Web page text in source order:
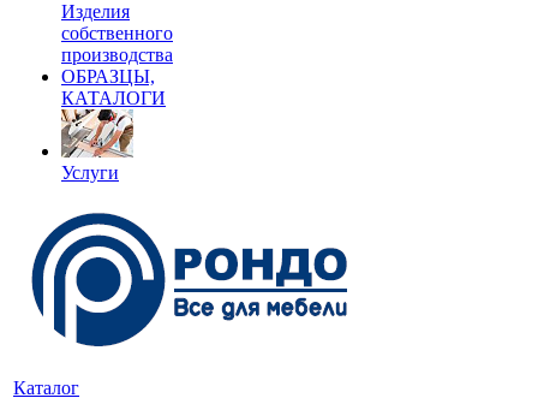
Изделия
собственного
производства
ОБРАЗЦЫ,
КАТАЛОГИ
Услуги
Каталог